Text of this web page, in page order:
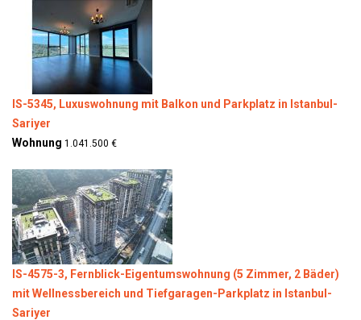
IS-5345, Luxuswohnung mit Balkon und Parkplatz in Istanbul-
Sariyer
Wohnung 1.041.500 €
IS-4575-3, Fernblick-Eigentumswohnung (5 Zimmer, 2 Bäder)
mit Wellnessbereich und Tiefgaragen-Parkplatz in Istanbul-
Sariyer